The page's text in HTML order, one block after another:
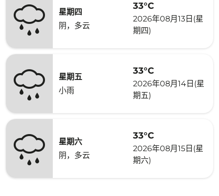
星期四
阴，多云
33°C
2026年08月13日(星
期四)
星期五
小雨
33°C
2026年08月14日(星
期五)
星期六
阴，多云
33°C
2026年08月15日(星
期六)